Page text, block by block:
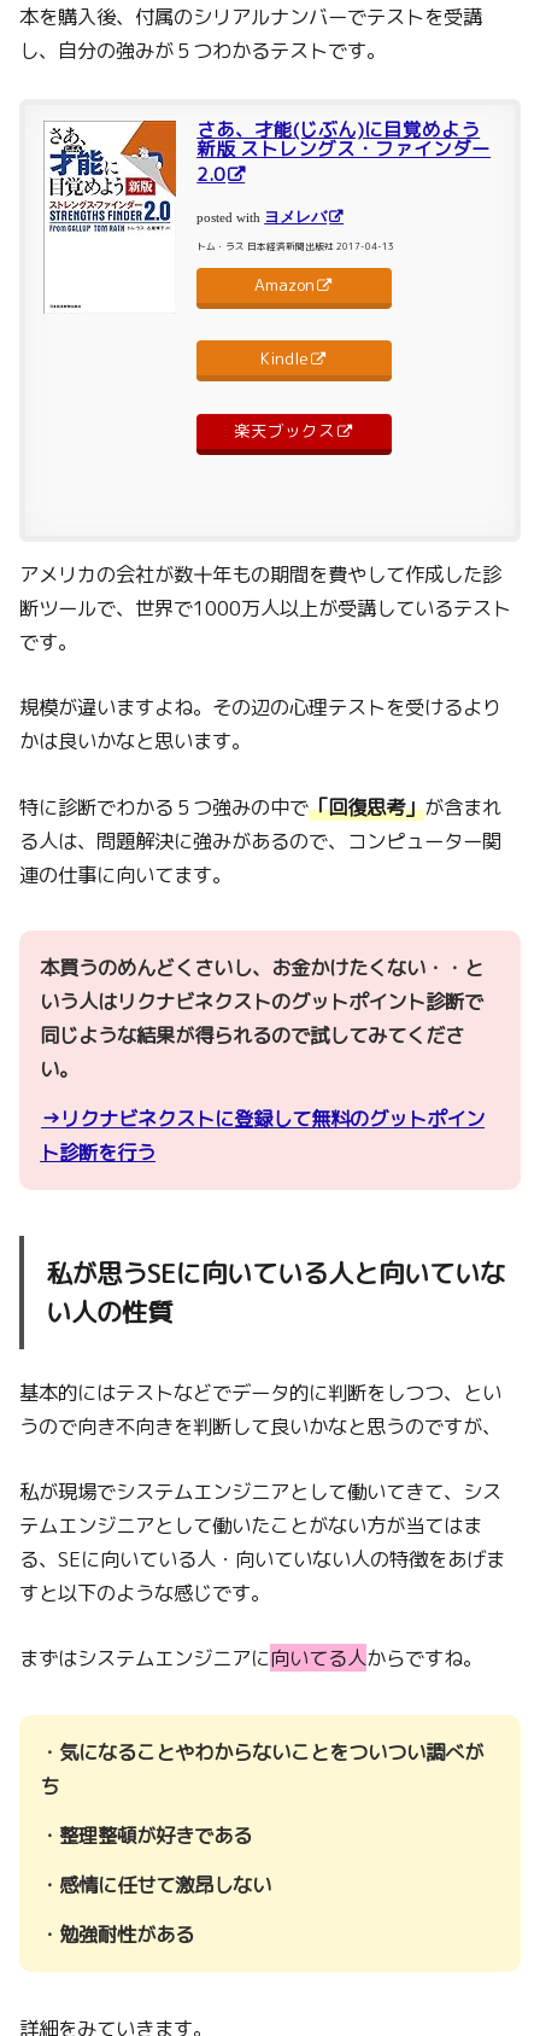
本を購入後、付属のシリアルナンバーでテストを受講
し、自分の強みが５つわかるテストです。
さあ、才能(じぶん)に目覚めよう
新版 ストレングス・ファインダー
2.0
posted with ヨメレバ
トム・ラス 日本経済新聞出版社 2017-04-13
Amazon
Kindle
楽天ブックス
アメリカの会社が数十年もの期間を費やして作成した診
断ツールで、世界で1000万人以上が受講しているテスト
です。
規模が違いますよね。その辺の心理テストを受けるより
かは良いかなと思います。
特に診断でわかる５つ強みの中で「回復思考」が含まれ
る人は、問題解決に強みがあるので、コンピューター関
連の仕事に向いてます。
本買うのめんどくさいし、お金かけたくない・・と
いう人はリクナビネクストのグットポイント診断で
同じような結果が得られるので試してみてくださ
い。
→リクナビネクストに登録して無料のグットポイン
ト診断を行う
私が思うSEに向いている人と向いていな
い人の性質
基本的にはテストなどでデータ的に判断をしつつ、とい
うので向き不向きを判断して良いかなと思うのですが、
私が現場でシステムエンジニアとして働いてきて、シス
テムエンジニアとして働いたことがない方が当てはま
る、SEに向いている人・向いていない人の特徴をあげま
すと以下のような感じです。
まずはシステムエンジニアに向いてる人からですね。
・気になることやわからないことをついつい調べが
ち
・整理整頓が好きである
・感情に任せて激昂しない
・勉強耐性がある
詳細をみていきます。